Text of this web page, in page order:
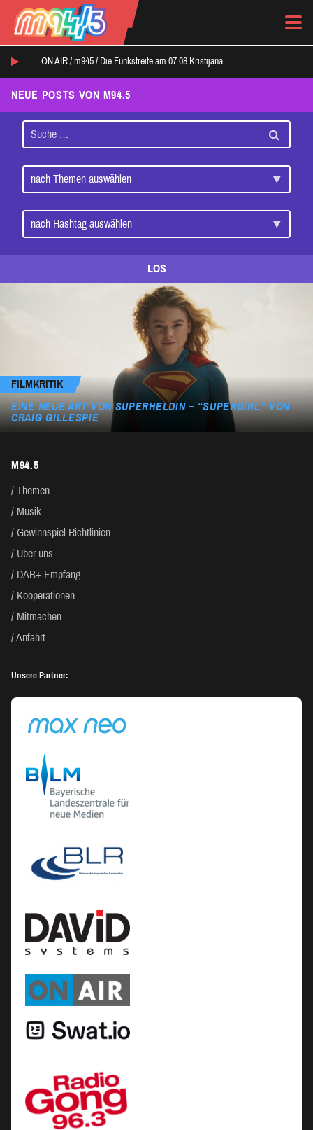
ON AIR / m945 / Die Funkstreife am 07.08 Kristijana
NEUE POSTS VON M94.5
LOS
FILMKRITIK
EINE NEUE ART VON SUPERHELDIN – “SUPERGIRL” VON
CRAIG GILLESPIE
M94.5
Themen
Musik
Gewinnspiel-Richtlinien
Über uns
DAB+ Empfang
Kooperationen
Mitmachen
Anfahrt
Unsere Partner: